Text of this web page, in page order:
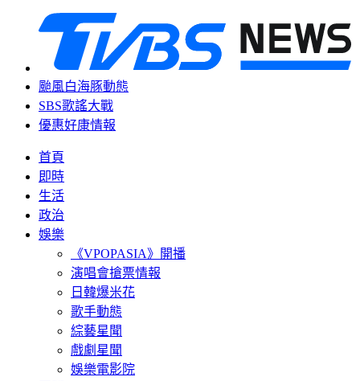
颱風白海豚動態
SBS歌謠大戰
優惠好康情報
首頁
即時
生活
政治
娛樂
《VPOPASIA》開播
演唱會搶票情報
日韓爆米花
歌手動態
綜藝星聞
戲劇星聞
娛樂電影院